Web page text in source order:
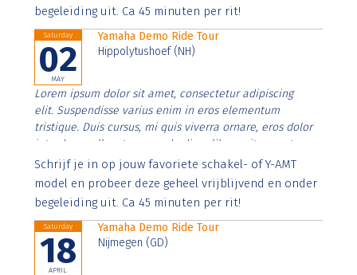
begeleiding uit. Ca 45 minuten per rit!
Saturday
02
MAY
Yamaha Demo Ride Tour
Hippolytushoef (NH)
Lorem ipsum dolor sit amet, consectetur adipiscing
elit. Suspendisse varius enim in eros elementum
tristique. Duis cursus, mi quis viverra ornare, eros dolor
interdum nulla, ut commodo diam libero vitae erat.
Aenean faucibus nibh et justo cursus id rutrum lorem
imperdiet. Nunc ut sem vitae risus tristique posuere.
Schrijf je in op jouw favoriete schakel- of Y-AMT
model en probeer deze geheel vrijblijvend en onder
begeleiding uit. Ca 45 minuten per rit!
Saturday
18
APRIL
Yamaha Demo Ride Tour
Nijmegen (GD)